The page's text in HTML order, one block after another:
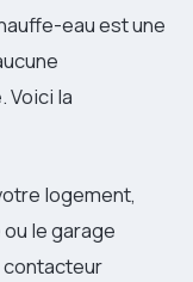
eau est une
Voici la
logement,
le garage